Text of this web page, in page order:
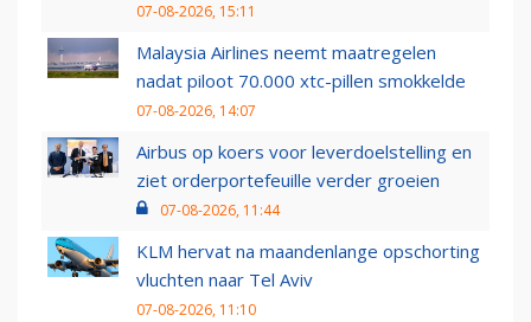
07-08-2026, 15:11
Malaysia Airlines neemt maatregelen
nadat piloot 70.000 xtc-pillen smokkelde
07-08-2026, 14:07
Airbus op koers voor leverdoelstelling en
ziet orderportefeuille verder groeien
07-08-2026, 11:44
KLM hervat na maandenlange opschorting
vluchten naar Tel Aviv
07-08-2026, 11:10